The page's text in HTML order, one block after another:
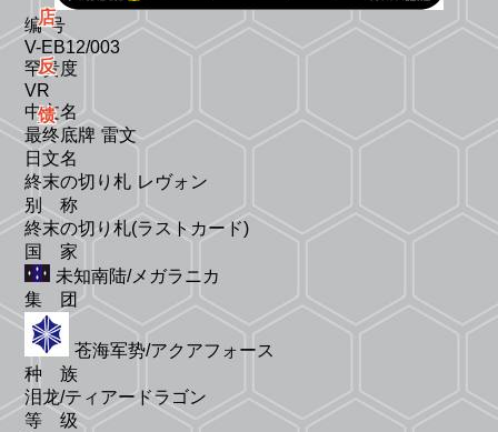
店
反
馈
编 号
V-EB12/003
罕贵度
VR
中文名
最终底牌 雷文
日文名
終末の切り札 レヴォン
别 称
終末の切り札(ラストカード)
国 家
未知南陆/メガラニカ
集 团
苍海军势/アクアフォース
种 族
泪龙/ティアードラゴン
等 级